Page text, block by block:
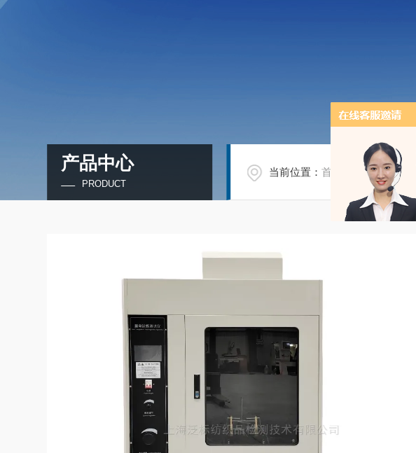
产品中心
PRODUCT
当前位置：首页 产品中心/